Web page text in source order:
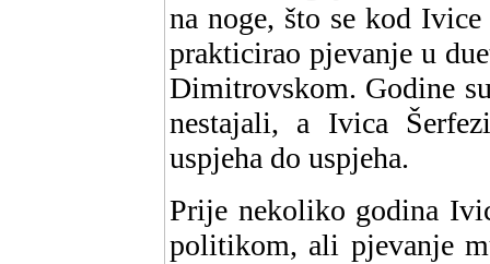
na noge, što se kod
prakticirao pjevanje u
Dimitrovskom. Godine
nestajali, a Ivica
uspjeha do uspjeha.
Prije nekoliko godina
politikom, ali pjevanje